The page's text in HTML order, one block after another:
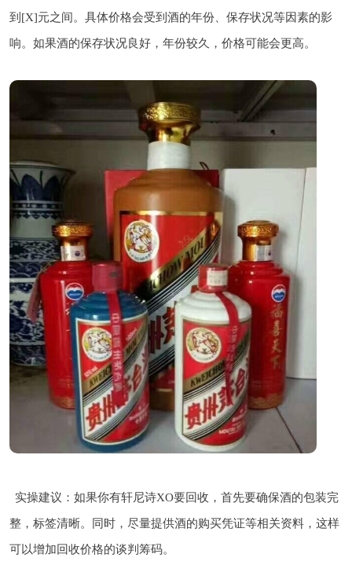
到[X]元之间。具体价格会受到酒的年份、保存状况等因素的影
响。如果酒的保存状况良好，年份较久，价格可能会更高。
实操建议：如果你有轩尼诗XO要回收，首先要确保酒的包装完
整，标签清晰。同时，尽量提供酒的购买凭证等相关资料，这样
可以增加回收价格的谈判筹码。